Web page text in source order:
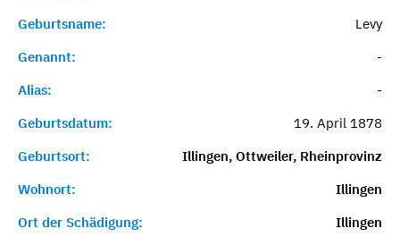
Geburtsname:
Levy
Genannt:
-
Alias:
-
Geburtsdatum:
19. April 1878
Geburtsort:
Illingen, Ottweiler, Rheinprovinz
Wohnort:
Illingen
Ort der Schädigung:
Illingen